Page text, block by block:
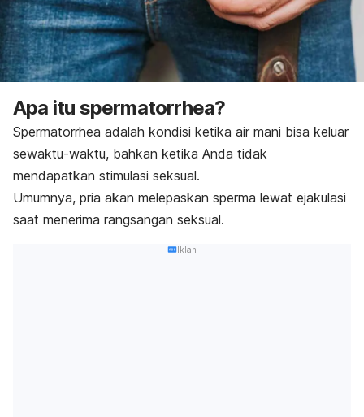
Apa itu spermatorrhea?
Spermatorrhea adalah kondisi ketika air mani bisa keluar
sewaktu-waktu, bahkan ketika Anda tidak
mendapatkan stimulasi seksual.
Umumnya, pria akan melepaskan sperma lewat ejakulasi
saat menerima rangsangan seksual.
Iklan